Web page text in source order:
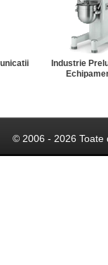
Industrie
© 2006 - 2026